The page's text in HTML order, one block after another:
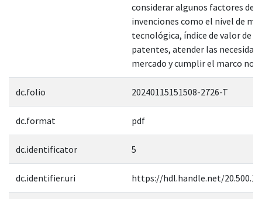
considerar algunos factores de
invenciones como el nivel de
tecnológica, índice de valor de
patentes, atender las
mercado y cumplir el marco
dc.folio 20240115151508-2726-T
dc.format pdf
dc.identificator 5
dc.identifier.uri https://hdl.handle.net/